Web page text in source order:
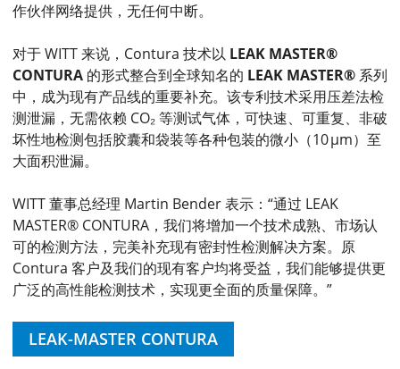
作伙伴网络提供，无任何中断。
对于 WITT 来说，Contura 技术以 LEAK MASTER®
CONTURA 的形式整合到全球知名的 LEAK MASTER® 系列
中，成为现有产品线的重要补充。该专利技术采用压差法检
测泄漏，无需依赖 CO₂ 等测试气体，可快速、可重复、非破
坏性地检测包括胶囊和袋装等各种包装的微小（10 µm）至
大面积泄漏。
WITT 董事总经理 Martin Bender 表示：“通过 LEAK
MASTER® CONTURA，我们将增加一个技术成熟、市场认
可的检测方法，完美补充现有密封性检测解决方案。原
Contura 客户及我们的现有客户均将受益，我们能够提供更
广泛的高性能检测技术，实现更全面的质量保障。”
LEAK-MASTER CONTURA